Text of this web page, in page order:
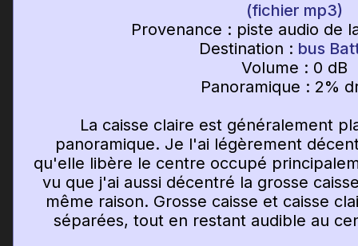
(fichier mp3)
Provenance : piste audio de
Destination : bus
Volume : 0 dB
Panoramique : 2%
La caisse claire est généralement
panoramique. Je l'ai légèrement
qu'elle libère le centre occupé
vu que j'ai aussi décentré la grosse
même raison. Grosse caisse et caisse
séparées, tout en restant audible au